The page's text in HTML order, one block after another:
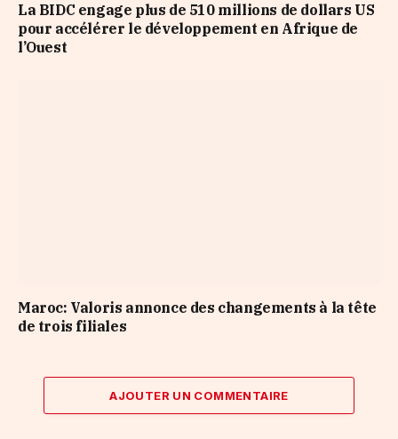
La BIDC engage plus de 510 millions de dollars US
pour accélérer le développement en Afrique de
l’Ouest
Maroc: Valoris annonce des changements à la tête
de trois filiales
AJOUTER UN COMMENTAIRE